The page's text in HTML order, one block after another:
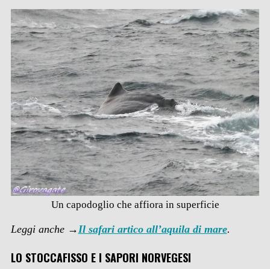
Un capodoglio che affiora in superficie
Leggi anche →Il safari artico all’aquila di mare.
LO STOCCAFISSO E I SAPORI NORVEGESI